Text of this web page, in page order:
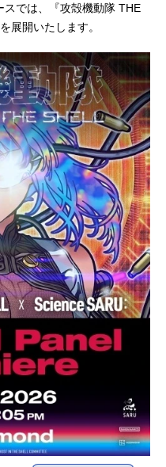
スでは、『攻殻機動隊 THE
展開いたします。